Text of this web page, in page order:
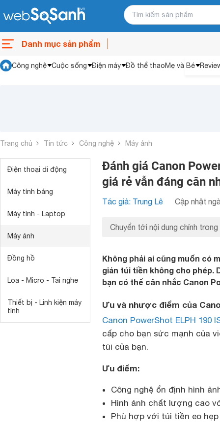
Danh mục sản phẩm
Công nghệ Cuộc sống Điện máy Đồ thể thaoMẹ và Bé
Trang chủ Tin tức Công nghệ Máy ảnh
Điện thoại di động
Máy tính bảng
Máy tính - Laptop
Máy ảnh
Đồng hồ
Loa - Micro - Tai nghe
Thiết bị - Linh kiện máy
tính
Đánh giá Canon
giá rẻ vẫn đáng cân
Tác giả: Trung Lê Cập nhật
Chuyển tới nội dung chính trong
Không phải ai cũng muốn có
giản túi tiền không cho phép.
bạn có thể cân nhắc Canon
Ưu và nhược điểm của
Canon PowerShot ELPH 190
cấp cho bạn sức mạnh của
túi của bạn.
Ưu điểm:
Công nghệ ổn định hình
Hình ảnh chất lượng cao
Phù hợp với túi tiền eo hẹp